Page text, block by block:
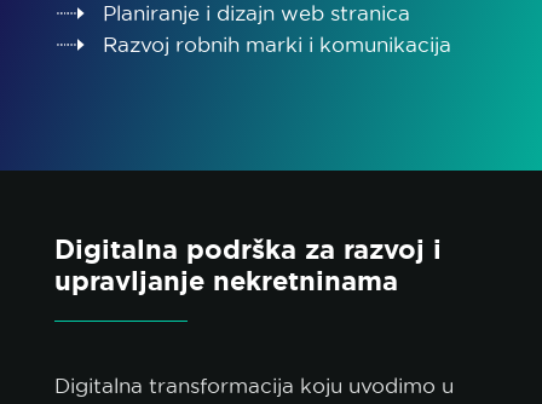
Planiranje i dizajn web stranica
Razvoj robnih marki i komunikacija
Digitalna podrška za razvoj i
upravljanje nekretninama
Digitalna transformacija koju uvodimo u